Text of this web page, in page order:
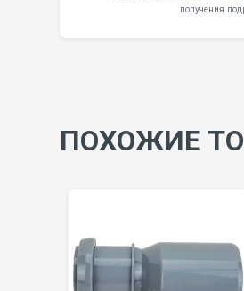
получения
ПОХОЖИЕ